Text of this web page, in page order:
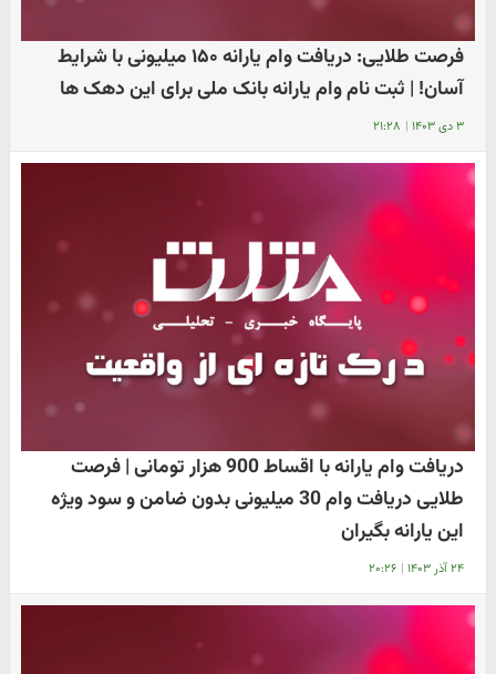
فرصت طلایی: دریافت وام یارانه ۱۵۰ میلیونی با شرایط
آسان! | ثبت نام وام یارانه بانک ملی برای این دهک ها
۳ دی ۱۴۰۳ | ۲۱:۲۸
دریافت وام یارانه با اقساط 900 هزار تومانی | فرصت
طلایی دریافت وام 30 میلیونی بدون ضامن و سود ویژه
این یارانه بگیران
۲۴ آذر ۱۴۰۳ | ۲۰:۲۶